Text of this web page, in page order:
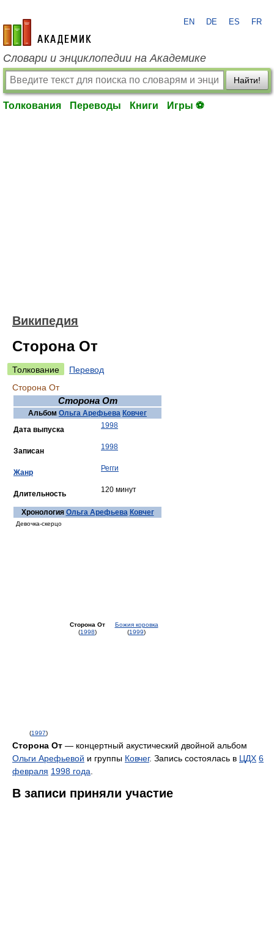
academic.ru
EN DE ES FR
Словари и энциклопедии на Академике
Найти!
Толкования Переводы Книги Игры ⚽
Википедия
Сторона От
Толкование
Перевод
Сторона От
Сторона От
Альбом Ольга Арефьева Ковчег
Дата выпуска
1998
Записан 1998
Жанр Регги
Длительность 120 минут
Хронология Ольга Арефьева Ковчег
Девочка-скерцо
(1997)
Сторона От
(1998)
Божия коровка
(1999)
Сторона От — концертный акустический двойной альбом
Ольги Арефьевой и группы Ковчег. Запись состоялась в ЦДХ 6
февраля 1998 года
В записи приняли участие